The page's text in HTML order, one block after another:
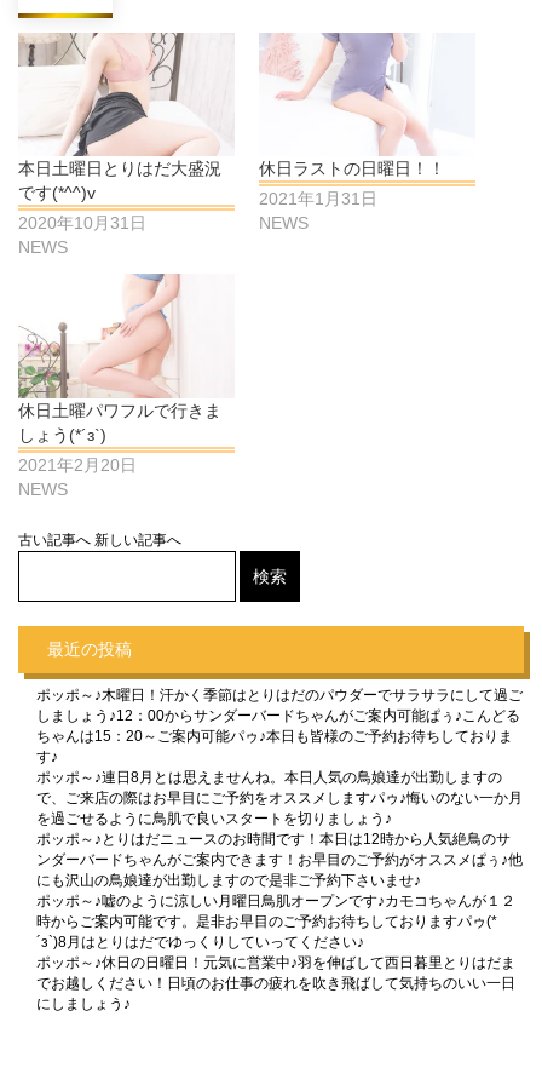
本日土曜日とりはだ大盛況
です(*^^)v
2020年10月31日
NEWS
休日ラストの日曜日！！
2021年1月31日
NEWS
休日土曜パワフルで行きま
しょう(*´з`)
2021年2月20日
NEWS
古い記事へ 新しい記事へ
最近の投稿
ポッポ～♪木曜日！汗かく季節はとりはだのパウダーでサラサラにして過ご
しましょう♪12：00からサンダーバードちゃんがご案内可能ぱぅ♪こんどる
ちゃんは15：20～ご案内可能パゥ♪本日も皆様のご予約お待ちしておりま
す♪
ポッポ～♪連日8月とは思えませんね。本日人気の鳥娘達が出勤しますの
で、ご来店の際はお早目にご予約をオススメしますパゥ♪悔いのない一か月
を過ごせるように鳥肌で良いスタートを切りましょう♪
ポッポ～♪とりはだニュースのお時間です！本日は12時から人気絶鳥のサ
ンダーバードちゃんがご案内できます！お早目のご予約がオススメぱぅ♪他
にも沢山の鳥娘達が出勤しますので是非ご予約下さいませ♪
ポッポ～♪嘘のように涼しい月曜日鳥肌オープンです♪カモコちゃんが１２
時からご案内可能です。是非お早目のご予約お待ちしておりますパゥ(*
´з`)8月はとりはだでゆっくりしていってください♪
ポッポ～♪休日の日曜日！元気に営業中♪羽を伸ばして西日暮里とりはだま
でお越しください！日頃のお仕事の疲れを吹き飛ばして気持ちのいい一日
にしましょう♪